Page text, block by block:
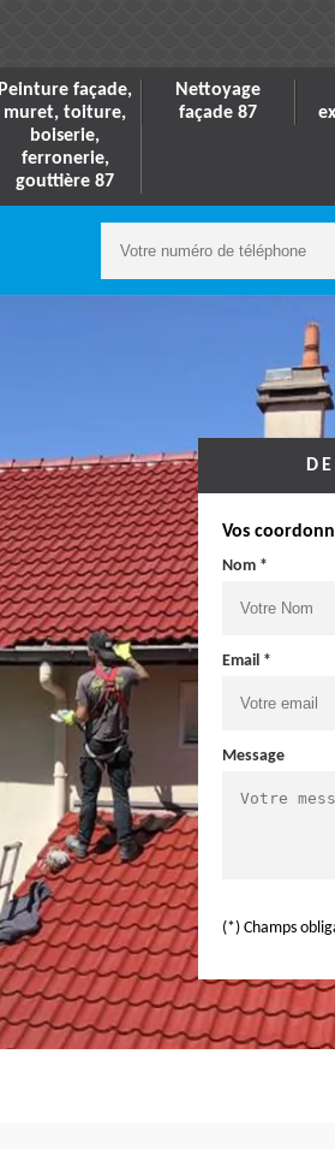
Peinture façade,
muret, toiture,
boiserie,
ferronerie,
gouttière 87
Nettoyage
façade 87
Vos
Nom *
Email *
Message
(*) Champs